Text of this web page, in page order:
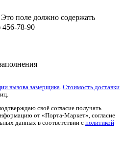
Это поле должно содержать
456-78-90
вызова замерщика Стоимость доставки
своё согласие получать
от «Порта-Маркет», согласие
данных в соответствии с политикой